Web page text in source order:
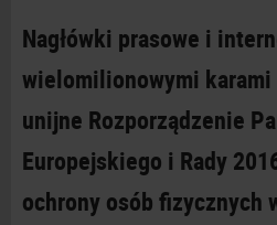
Nagłówki prasowe i
wielomilionowymi karami
unijne Rozporządzenie
Europejskiego i Rady
ochrony osób fizycznych